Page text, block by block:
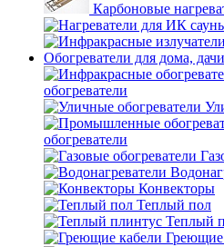
Карбоновые
Обогреватели для дома,
обогреватели
обогреватели
Конвекторы
Теплый пол
Теплый
Греющие